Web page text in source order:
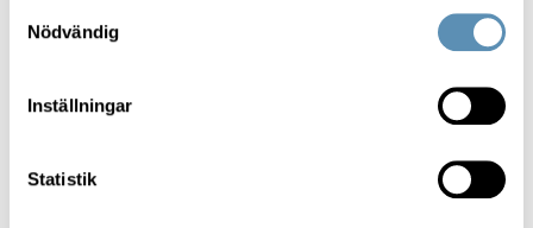
Nödvändig
Inställningar
Statistik